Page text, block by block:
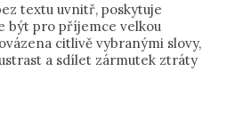
textu uvnitř, poskytuje
být pro příjemce velkou
citlivě vybranými slovy,
a sdílet zármutek ztráty